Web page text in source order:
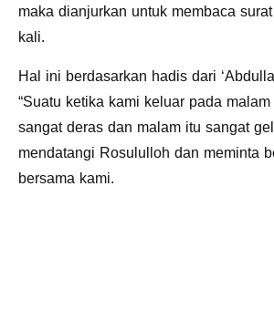
maka dianjurkan untuk membaca
kali.
Hal ini berdasarkan hadis dari
“Suatu ketika kami keluar pada
sangat deras dan malam itu sangat
mendatangi Rosululloh dan meminta
bersama kami.